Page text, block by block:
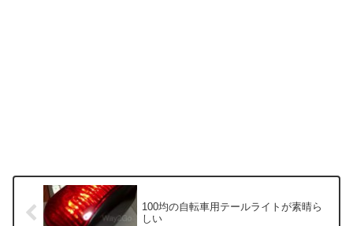
100均の自転車用テールライトが素晴ら
しい